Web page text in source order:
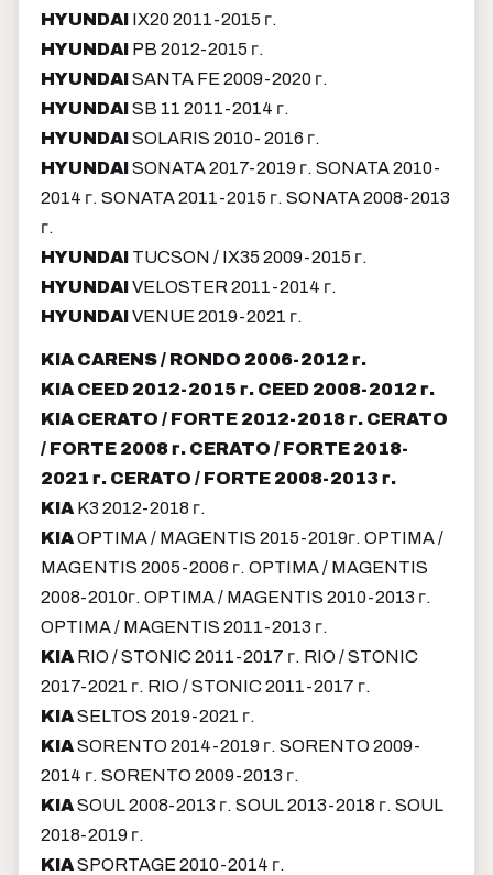
HYUNDAI IX20 2011-2015 г.
HYUNDAI PB 2012-2015 г.
HYUNDAISANTA FE 2009-2020 г.
HYUNDAISB 11 2011-2014 г.
HYUNDAISOLARIS 2010- 2016 г.
HYUNDAISONATA 2017-2019 г. SONATA 2010-
2014 г. SONATA 2011-2015 г. SONATA 2008-2013
г.
HYUNDAI TUCSON / IX35 2009-2015 г.
HYUNDAIVELOSTER 2011-2014 г.
HYUNDAIVENUE 2019-2021 г.
KIA CARENS / RONDO 2006-2012 г.
KIA CEED 2012-2015 г. CEED 2008-2012 г.
KIA CERATO / FORTE 2012-2018 г. CERATO
/ FORTE 2008 г. CERATO / FORTE 2018-
2021 г. CERATO / FORTE 2008-2013 г.
KIA K3 2012-2018 г.
KIAOPTIMA / MAGENTIS 2015-2019г. OPTIMA /
MAGENTIS 2005-2006 г. OPTIMA / MAGENTIS
2008-2010г. OPTIMA / MAGENTIS 2010-2013 г.
OPTIMA / MAGENTIS 2011-2013 г.
KIA RIO / STONIC 2011-2017 г. RIO / STONIC
2017-2021 г. RIO / STONIC 2011-2017 г.
KIASELTOS 2019-2021 г.
KIASORENTO 2014-2019 г. SORENTO 2009-
2014 г. SORENTO 2009-2013 г.
KIASOUL 2008-2013 г. SOUL 2013-2018 г. SOUL
2018-2019 г.
KIASPORTAGE 2010-2014 г.